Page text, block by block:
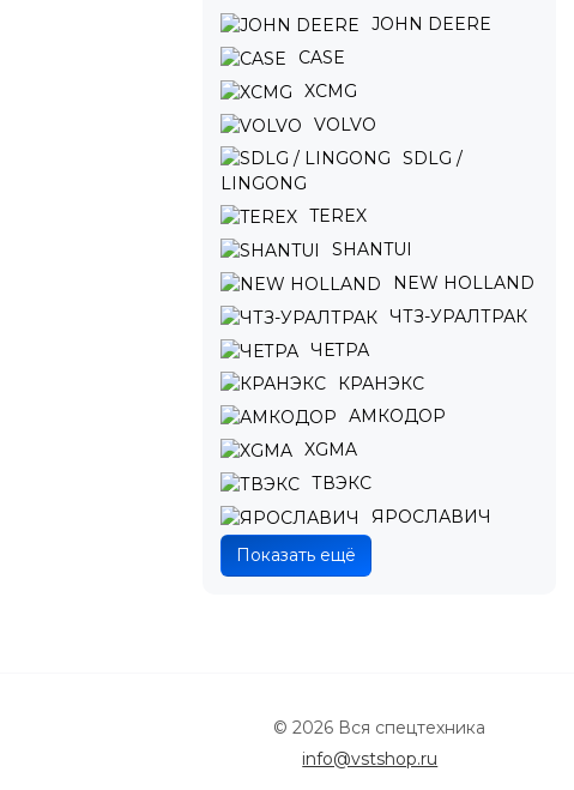
JOHN DEERE
CASE
XCMG
VOLVO
SDLG /
LINGONG
TEREX
SHANTUI
NEW HOLLAND
ЧТЗ-УРАЛТРАК
ЧЕТРА
КРАНЭКС
АМКОДОР
XGMA
ТВЭКС
ЯРОСЛАВИЧ
Показать ещё
© 2026 Вся спецтехника
info@vstshop.ru